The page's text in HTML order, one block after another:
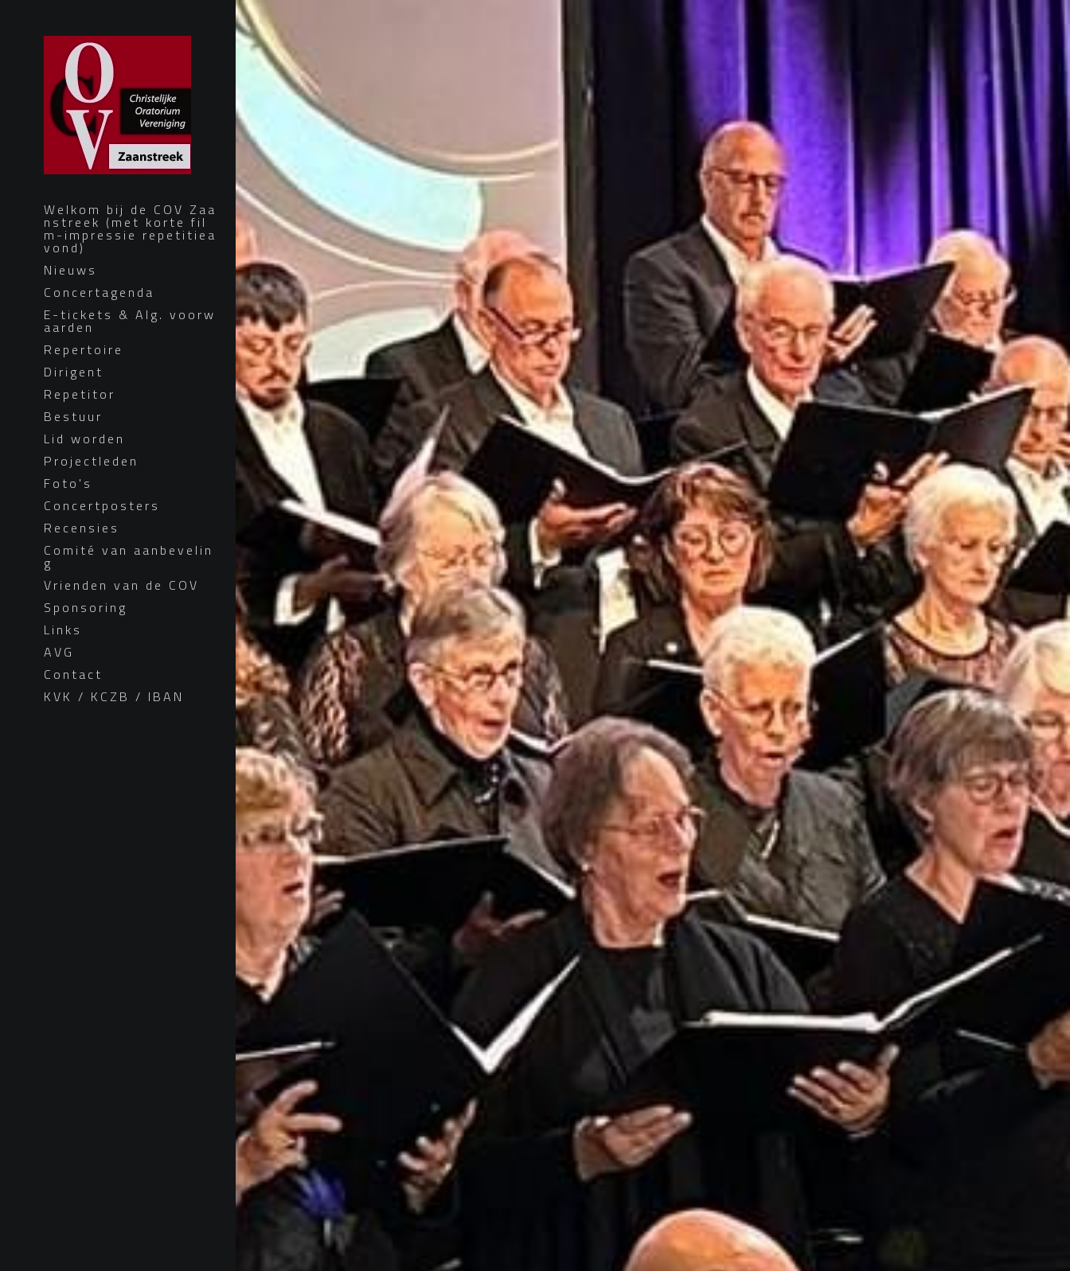
Welkom bij de COV Zaa
nstreek (met korte fil
m-impressie repetitiea
vond)
Nieuws
Concertagenda
E-tickets & Alg. voorw
aarden
Repertoire
Dirigent
Repetitor
Bestuur
Lid worden
Projectleden
Foto's
Concertposters
Recensies
Comité van aanbevelin
g
Vrienden van de COV
Sponsoring
Links
AVG
Contact
KVK / KCZB / IBAN